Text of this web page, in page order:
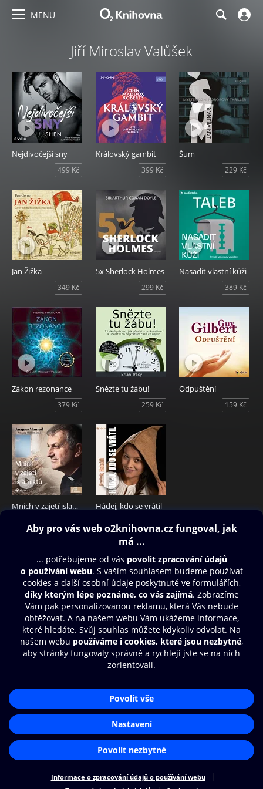
MENU
Jiří Miroslav Valůšek
Nejdivočejší sny
499 Kč
Královský gambit
399 Kč
Šum
229 Kč
Jan Žižka
349 Kč
5x Sherlock Holmes
299 Kč
Nasadit vlastní kůži
389 Kč
Zákon rezonance
379 Kč
Snězte tu žábu!
259 Kč
Odpuštění
159 Kč
Mnich v zajetí islamistů
259 Kč
Hádej, kdo se vrátil
Obsah ke stažení
Moje O2 Knihovna
Další zábava
© O2 Czech Republic a.s.
Přístupnost
Zásady zpracování osobních údajů
Nastavení cookies
Aplikace O2 Knihovna
Čti a poslouchej své e-knihy a
audioknihy rychleji a pohodlněji.